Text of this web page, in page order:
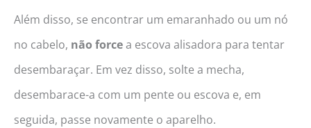
Além disso, se encontrar um emaranhado ou um nó
no cabelo, não forcea escova alisadora para tentar
desembaraçar. Em vez disso, solte a mecha,
desembarace-a com um pente ou escova e, em
seguida, passe novamente o aparelho.